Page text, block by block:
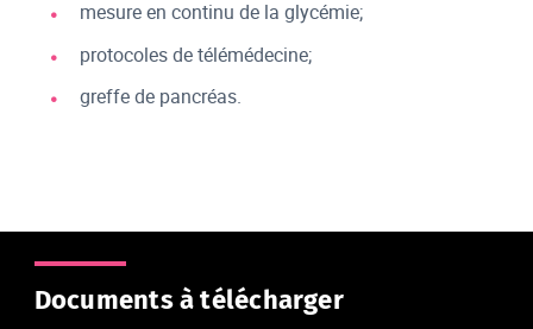
mesure en continu de la glycémie;
protocoles de télémédecine;
greffe de pancréas.
Documents à télécharger